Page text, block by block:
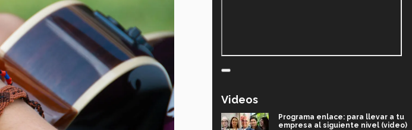
Videos
Programa enlace: para llevar a tu
empresa al siguiente nivel (video)